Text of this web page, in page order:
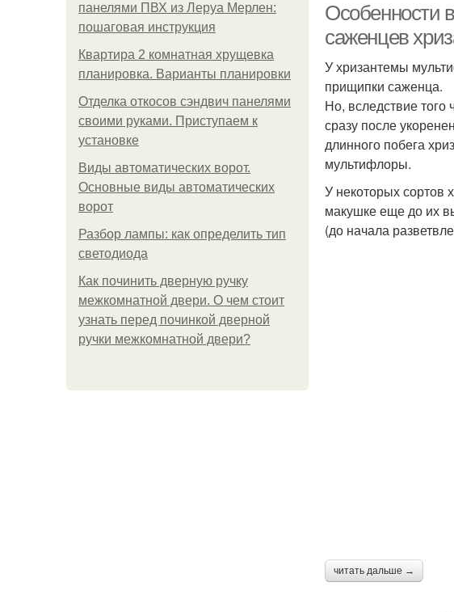
панелями ПВХ из Леруа Мерлен:
пошаговая инструкция
Квартира 2 комнатная хрущевка
планировка. Варианты планировки
Отделка откосов сэндвич панелями
своими руками. Приступаем к
установке
Виды автоматических ворот.
Основные виды автоматических
ворот
Разбор лампы: как определить тип
светодиода
Как починить дверную ручку
межкомнатной двери. О чем стоит
узнать перед починкой дверной
ручки межкомнатной двери?
Особенности
саженцев
У хризантемы
прищипки саженца.
Но, вследствие того
сразу после
длинного побега
мультифлоры.
У некоторых сортов
макушке еще до их
(до начала
читать дальше →